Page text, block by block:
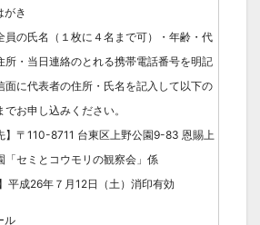
き
員の氏名（１枚に４名まで可）・年齢・代
所・当日連絡のとれる携帯電話番号を明記
面に代表者の住所・氏名を記入して以下の
でお申し込みください。
】〒110-8711 台東区上野公園9-83 恩賜上
「セミとコウモリの観察会」係
】平成26年７月12日（土）消印有効
ル